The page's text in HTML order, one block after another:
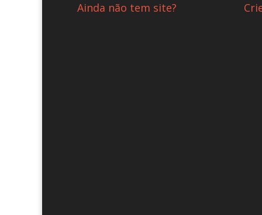
Ainda não tem site?